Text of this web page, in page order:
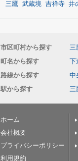
三鷹 武蔵境 吉祥寺 井
市区町村から探す 三
町名から探す
下
路線から探す
中
駅から探す
三
ホーム
会社概要
プライバシーポリシー
利用規約